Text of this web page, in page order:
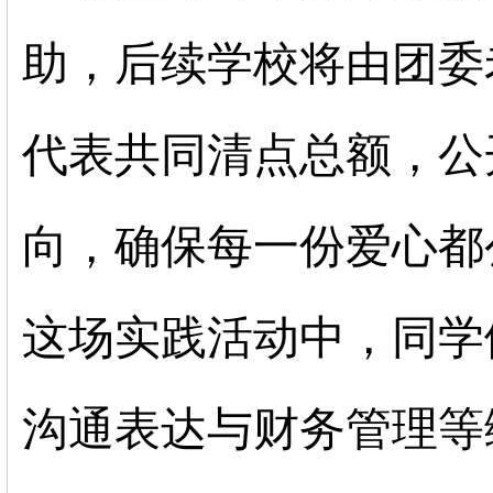
助，后续学校将由团
代表共同清点总额，
向，确保每一份爱心
这场实践活动中，同
沟通表达与财务管理